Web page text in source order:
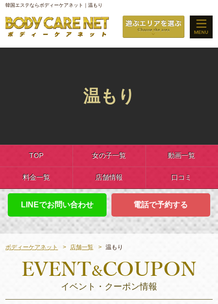
韓国エステならボディーケアネット｜温もり
温もり
TOP 女の子一覧 動画一覧
料金一覧 店舗情報 口コミ
LINEでお問い合わせ 電話で予約する
ボディーケアネット 店舗一覧 温もり
イベント・クーポン情報